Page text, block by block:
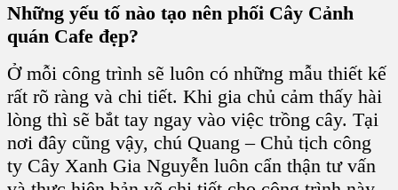
Những yếu tố nào tạo nên phối Cây Cảnh
quán Cafe đẹp?
Ở mỗi công trình sẽ luôn có những mẫu thiết kế
rất rõ ràng và chi tiết. Khi gia chủ cảm thấy hài
lòng thì sẽ bắt tay ngay vào việc trồng cây. Tại
nơi đây cũng vậy, chú Quang – Chủ tịch công
ty Cây Xanh Gia Nguyễn luôn cẩn thận tư vấn